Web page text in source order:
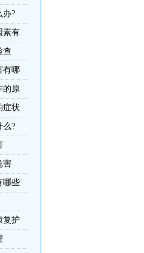
办?
素有
查
有哪
的原
症状
么?
害
哪些
复护